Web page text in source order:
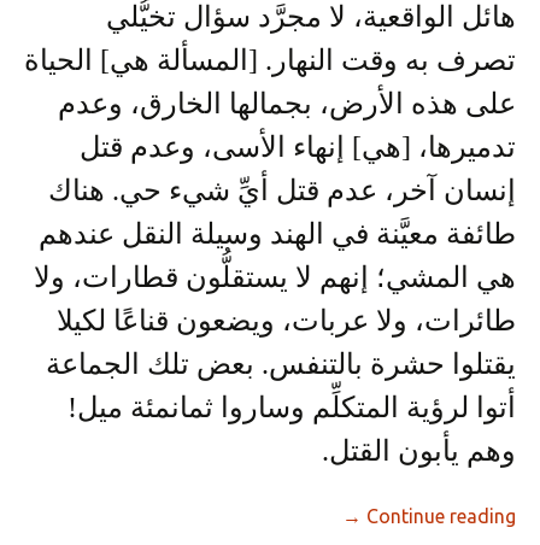
هائل الواقعية، لا مجرَّد سؤال تخيُّلي
تصرف به وقت النهار. [المسألة هي] الحياة
على هذه الأرض، بجمالها الخارق، وعدم
تدميرها، [هي] إنهاء الأسى، وعدم قتل
إنسان آخر، عدم قتل أيِّ شيء حي. هناك
طائفة معيَّنة في الهند وسيلة النقل عندهم
هي المشي؛ إنهم لا يستقلُّون قطارات، ولا
طائرات، ولا عربات، ويضعون قناعًا لكيلا
يقتلوا حشرة بالتنفس. بعض تلك الجماعة
أتوا لرؤية المتكلِّم وساروا ثمانمئة ميل!
وهم يأبون القتل.
Continue reading
→